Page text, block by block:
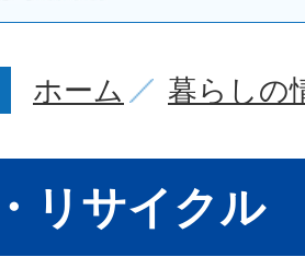
ホーム 暮らしの
リサイクル